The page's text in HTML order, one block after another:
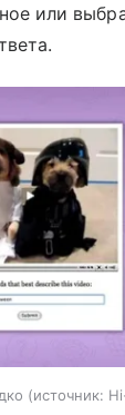
или
источник: